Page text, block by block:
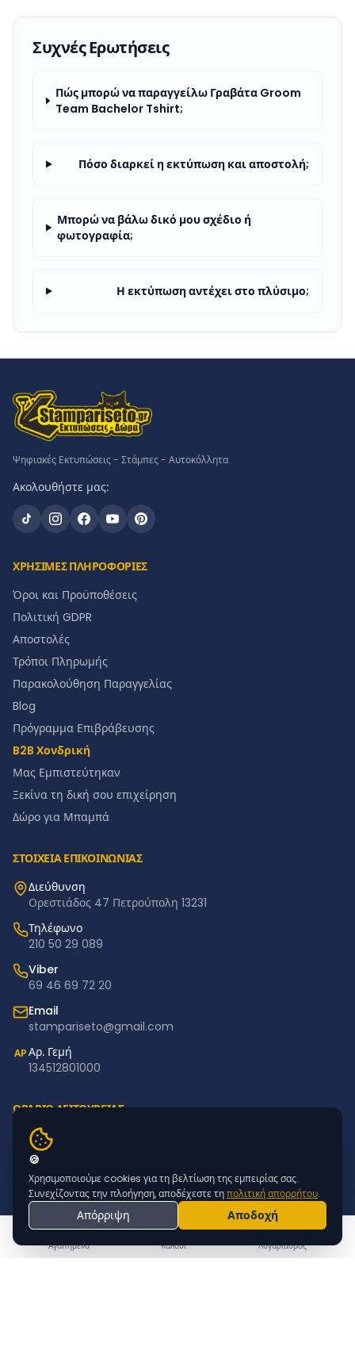
Αγαπημένα Καλάθι Λογαριασμός
Συχνές Ερωτήσεις
Πώς μπορώ να παραγγείλω Γραβάτα Groom
Team Βachelor Tshirt;
Πόσο διαρκεί η εκτύπωση και αποστολή;
Μπορώ να βάλω δικό μου σχέδιο ή
φωτογραφία;
Η εκτύπωση αντέχει στο πλύσιμο;
Ψηφιακές Εκτυπώσεις - Στάμπες - Αυτοκόλλητα
Ακολουθήστε μας:
ΧΡΗΣΙΜΕΣ ΠΛΗΡΟΦΟΡΙΕΣ
Όροι και Προϋποθέσεις
Πολιτική GDPR
Αποστολές
Τρόποι Πληρωμής
Παρακολούθηση Παραγγελίας
Blog
Πρόγραμμα Επιβράβευσης
B2B Χονδρική
Μας Εμπιστεύτηκαν
Ξεκίνα τη δική σου επιχείρηση
Δώρο για Μπαμπά
ΣΤΟΙΧΕΙΑ ΕΠΙΚΟΙΝΩΝΙΑΣ
Διεύθυνση
Ορεστιάδος 47 Πετρούπολη 13231
Τηλέφωνο
210 50 29 089
Viber
69 46 69 72 20
Email
stampariseto@gmail.com
ΑΡΑρ. Γεμή
134512801000
ΩΡΑΡΙΟ ΛΕΙΤΟΥΡΓΙΑΣ
Δευτέρα – Παρασκευή: 11:00–18:00
Σάββατο – Κυριακή: Κλειστά
NEWSLETTER
Εγγραφείτε για προσφορές & νέα προϊόντα
ΕΓΓΡΑΦΗ
🍪
Χρησιμοποιούμε cookies για τη βελτίωση της εμπειρίας σας.
Συνεχίζοντας την πλοήγηση, αποδέχεστε τηπολιτική απορρήτου.
Απόρριψη Αποδοχή